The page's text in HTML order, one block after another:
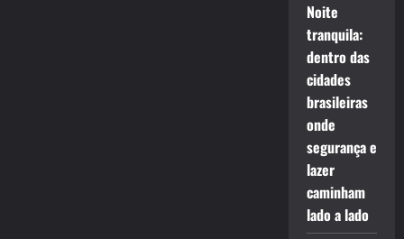
Noite
tranquila:
dentro das
cidades
brasileiras
onde
segurança e
lazer
caminham
lado a lado